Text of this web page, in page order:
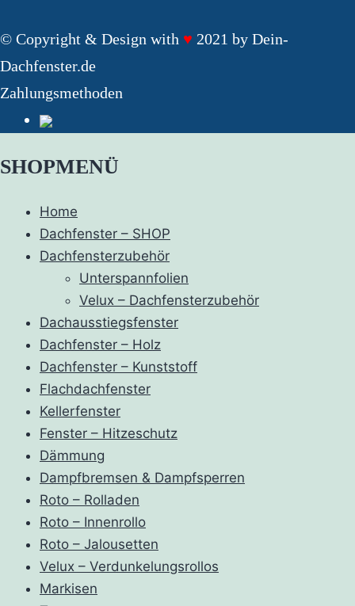
© Copyright & Design with ♥ 2021 by Dein-
Dachfenster.de
Zahlungsmethoden
SHOPMENÜ
Home
Dachfenster – SHOP
Dachfensterzubehör
Unterspannfolien
Velux – Dachfensterzubehör
Dachausstiegsfenster
Dachfenster – Holz
Dachfenster – Kunststoff
Flachdachfenster
Kellerfenster
Fenster – Hitzeschutz
Dämmung
Dampfbremsen & Dampfsperren
Roto – Rolladen
Roto – Innenrollo
Roto – Jalousetten
Velux – Verdunkelungsrollos
Markisen